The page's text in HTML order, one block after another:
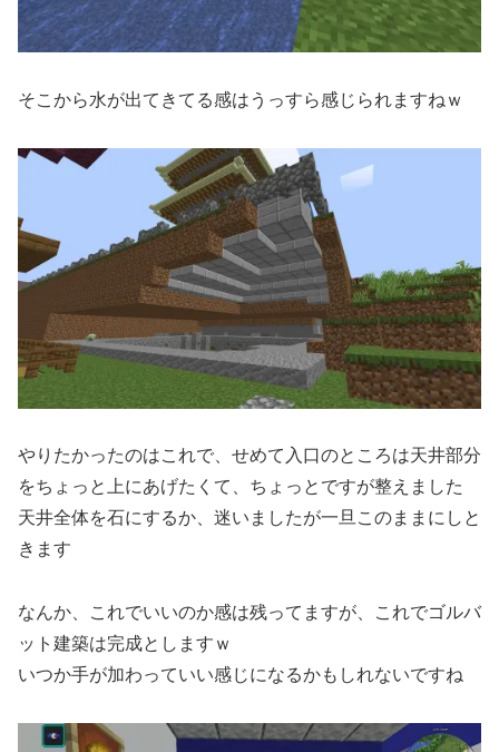
そこから水が出てきてる感はうっすら感じられますねｗ
やりたかったのはこれで、せめて入口のところは天井部分
をちょっと上にあげたくて、ちょっとですが整えました
天井全体を石にするか、迷いましたが一旦このままにしと
きます
なんか、これでいいのか感は残ってますが、これでゴルバ
ット建築は完成としますｗ
いつか手が加わっていい感じになるかもしれないですね